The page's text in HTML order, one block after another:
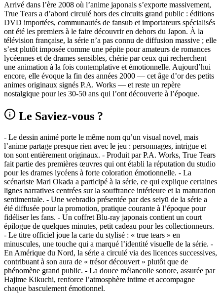
Arrivé dans l’ère 2008 où l’anime japonais s’exporte massivement,
True Tears a d’abord circulé hors des circuits grand public : éditions
DVD importées, communautés de fansub et importateurs spécialisés
ont été les premiers à le faire découvrir en dehors du Japon. À la
télévision française, la série n’a pas connu de diffusion massive ; elle
s’est plutôt imposée comme une pépite pour amateurs de romances
lycéennes et de drames sensibles, chérie par ceux qui recherchent
une animation à la fois contemplative et émotionnelle. Aujourd’hui
encore, elle évoque la fin des années 2000 — cet âge d’or des petits
animes originaux signés P.A. Works — et reste un repère
nostalgique pour les 30-50 ans qui l’ont découverte à l’époque.
Le Saviez-vous ?
- Le dessin animé porte le même nom qu’un visual novel, mais
l’anime partage presque rien avec le jeu : personnages, intrigue et
ton sont entièrement originaux. - Produit par P.A. Works, True Tears
fait partie des premières œuvres qui ont établi la réputation du studio
pour les drames lycéens à forte coloration émotionnelle. - La
scénariste Mari Okada a participé à la série, ce qui explique certaines
lignes narratives centrées sur la souffrance intérieure et la maturation
sentimentale. - Une webradio présentée par des seiyū de la série a
été diffusée pour la promotion, pratique courante à l’époque pour
fidéliser les fans. - Un coffret Blu-ray japonais contient un court
épilogue de quelques minutes, petit cadeau pour les collectionneurs.
- Le titre officiel joue la carte du stylisé : « true tears » en
minuscules, une touche qui a marqué l’identité visuelle de la série. -
En Amérique du Nord, la série a circulé via des licences successives,
contribuant à son aura de « trésor découvert » plutôt que de
phénomène grand public. - La douce mélancolie sonore, assurée par
Hajime Kikuchi, renforce l’atmosphère intime et accompagne
chaque basculement émotionnel.